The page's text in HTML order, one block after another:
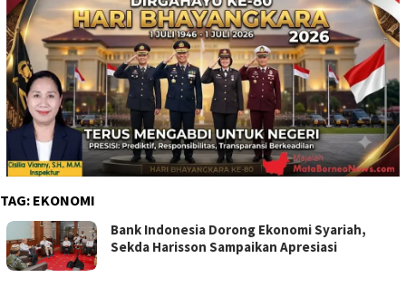
TAG: EKONOMI
Bank Indonesia Dorong Ekonomi Syariah,
Sekda Harisson Sampaikan Apresiasi